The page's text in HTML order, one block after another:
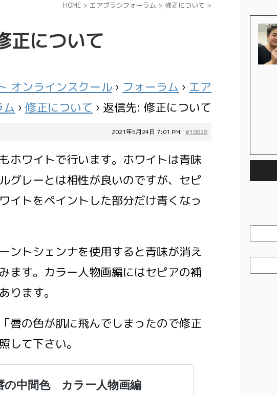
HOME > エアブラシフォーラム > 修正について >
正について
オンラインスクール › フォーラム › エア
ム › 修正について › 返信先: 修正について
2021年5月24日 7:01 PM #18828
ホワイトで行います。ホワイトは青味
グレーとは相性が良いのですが、セピ
イトをペイントした部分だけ青くなっ
ントシェンナを使用すると青味が消え
ます。カラー人物画編にはセピアの補
ります。
唇の色が肌に飛んでしまったので修正
して下さい。